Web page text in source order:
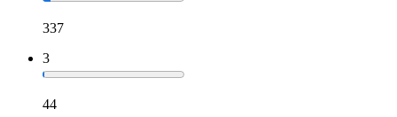
337
3
44